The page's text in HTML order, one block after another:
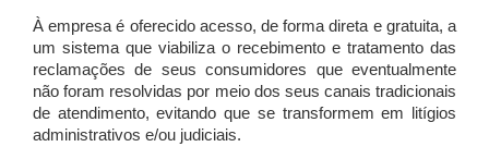
À empresa é oferecido acesso, de forma direta e gratuita, a
um sistema que viabiliza o recebimento e tratamento das
reclamações de seus consumidores que eventualmente
não foram resolvidas por meio dos seus canais tradicionais
de atendimento, evitando que se transformem em litígios
administrativos e/ou judiciais.